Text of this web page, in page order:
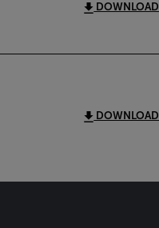
DOWNLOAD
DOWNLOAD